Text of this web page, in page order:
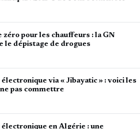
zéro pour les chauffeurs : la GN
le dépistage de drogues
via « Jibayatic » : voici les
pas commettre
électronique en Algérie : une